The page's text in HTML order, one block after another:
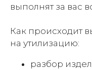
выполнят за вас
Как происходит
на утилизацию:
разбор